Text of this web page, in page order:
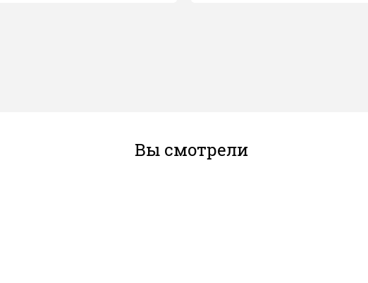
Вы смотрели